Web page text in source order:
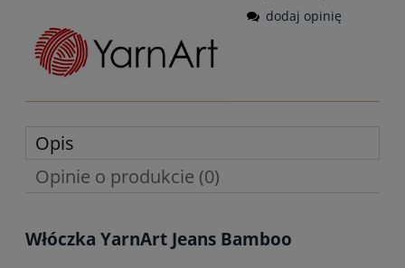
dodaj opinię
Opis
Opinie o produkcie (0)
Włóczka YarnArt Jeans Bamboo